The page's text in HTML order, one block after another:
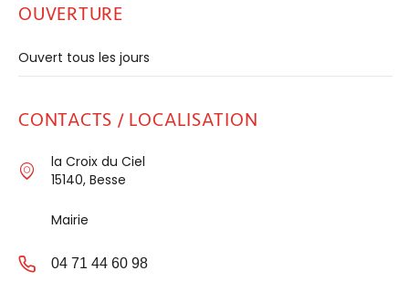
OUVERTURE
Ouvert tous les jours
CONTACTS / LOCALISATION
la Croix du Ciel
15140, Besse
Mairie
04 71 44 60 98